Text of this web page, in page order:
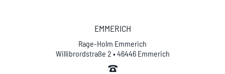
EMMERICH
Rage-Holm Emmerich
Willibrordstraße 2 • 46446 Emmerich